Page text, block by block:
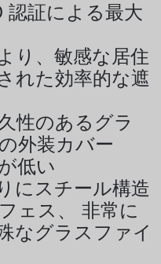
認証による最大
り、敏感な居住
れた効率的な遮
性のあるグラ
外装カバー
低い
にスチール構造
ェス、 非常に
なグラスファイ